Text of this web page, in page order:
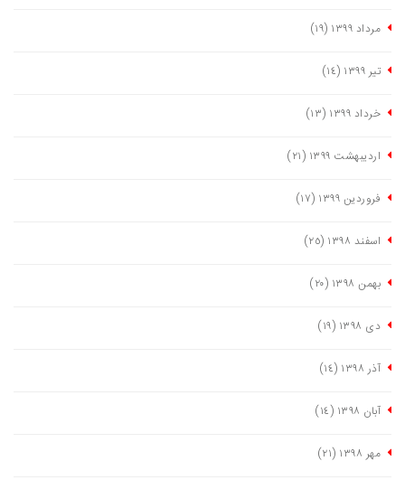
مرداد ١٣٩٩ (١٩)
تیر ١٣٩٩ (١٤)
خرداد ١٣٩٩ (١٣)
اردیبهشت ١٣٩٩ (٢١)
فروردین ١٣٩٩ (١٧)
اسفند ١٣٩٨ (٢٥)
بهمن ١٣٩٨ (٢٠)
دی ١٣٩٨ (١٩)
آذر ١٣٩٨ (١٤)
آبان ١٣٩٨ (١٤)
مهر ١٣٩٨ (٢١)